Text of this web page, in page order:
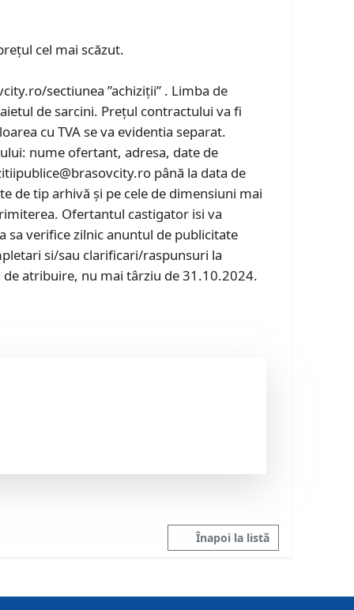
cel mai scăzut.
sectiunea ”achiziții” . Limba de
de sarcini. Prețul contractului va fi
cu TVA se va evidentia separat.
nume ofertant, adresa, date de
până la data de
de tip arhivă și pe cele de dimensiuni mai
Ofertantul castigator isi va
sa verifice zilnic anuntul de publicitate
si/sau clarificari/raspunsuri la
atribuire, nu mai târziu de 31.10.2024.
Înapoi la listă